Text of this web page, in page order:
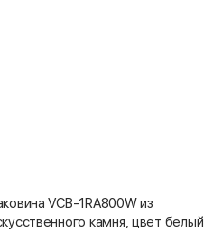
VCB-1RA800W из
камня, цвет белый